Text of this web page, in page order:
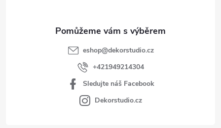
eshop@dekorstudio.cz
+421949214304
Sledujte náš Facebook
Dekorstudio.cz